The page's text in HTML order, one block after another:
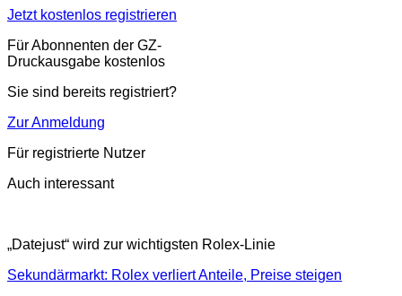
Jetzt kostenlos registrieren
Für Abonnenten der GZ-
Druckausgabe kostenlos
Sie sind bereits registriert?
Zur Anmeldung
Für registrierte Nutzer
Auch interessant
„Datejust“ wird zur wichtigsten Rolex-Linie
Sekundärmarkt: Rolex verliert Anteile, Preise steigen